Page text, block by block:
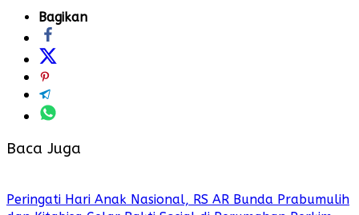
Bagikan
Baca Juga
Peringati Hari Anak Nasional, RS AR Bunda Prabumulih